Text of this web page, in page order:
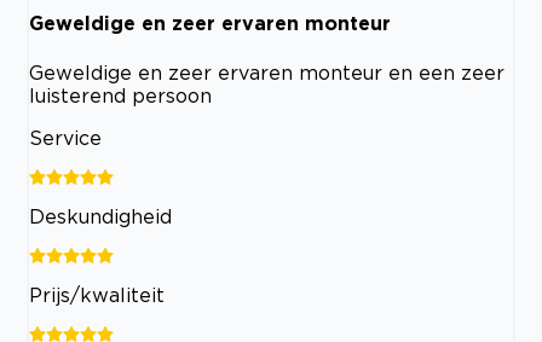
Geweldige en zeer ervaren monteur
Geweldige en zeer ervaren monteur en een zeer
luisterend persoon
Service
Deskundigheid
Prijs/kwaliteit